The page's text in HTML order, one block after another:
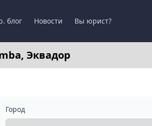
блог Новости Вы юрист?
Эквадор
Город